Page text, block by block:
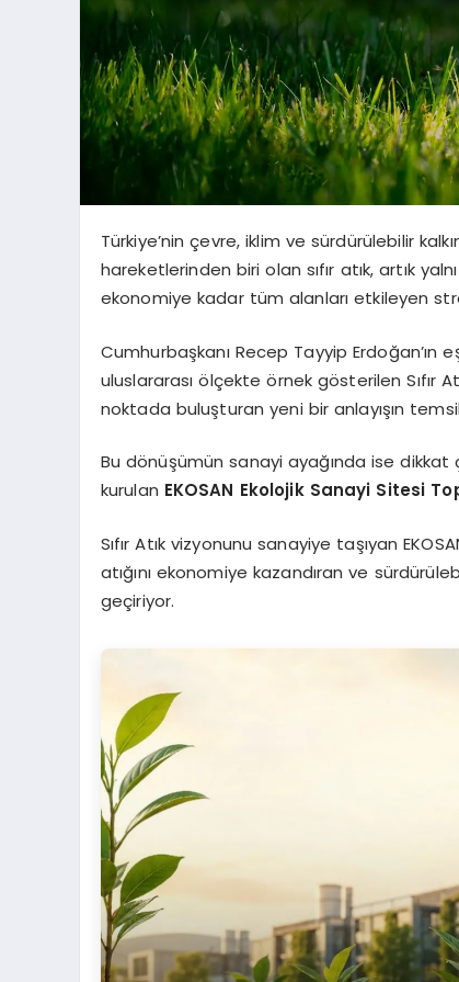
Türkiye’nin çevre, iklim ve sürdürülebilir
hareketlerinden biri olan sıfır atık, artık
ekonomiye kadar tüm alanları etkileyen
Cumhurbaşkanı Recep Tayyip Erdoğan’ın
uluslararası ölçekte örnek gösterilen Sıfır
noktada buluşturan yeni bir anlayışın
Bu dönüşümün sanayi ayağında ise
kurulan EKOSAN Ekolojik Sanayi Sitesi
Sıfır Atık vizyonunu sanayiye taşıyan
atığını ekonomiye kazandıran ve
geçiriyor.